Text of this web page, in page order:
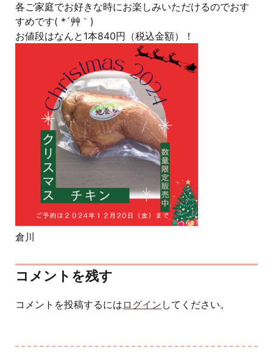
各ご家庭でお好きな時にお楽しみいただけるのでおす
すめです( *´艸｀)
お値段はなんと1本840円（税込金額）！
倉川
コメントを残す
コメントを投稿するには ログイン してください。